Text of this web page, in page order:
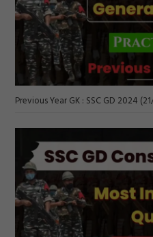
Previous Year GK : SSC GD 2024